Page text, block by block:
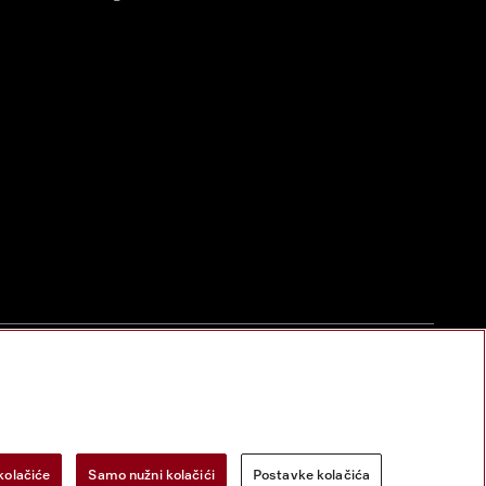
Samo nužni kolačići Postavke kolačića